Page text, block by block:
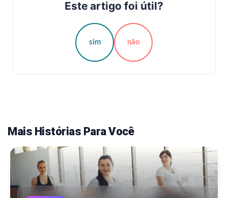
Este artigo foi útil?
sim não
Mais Histórias Para Você